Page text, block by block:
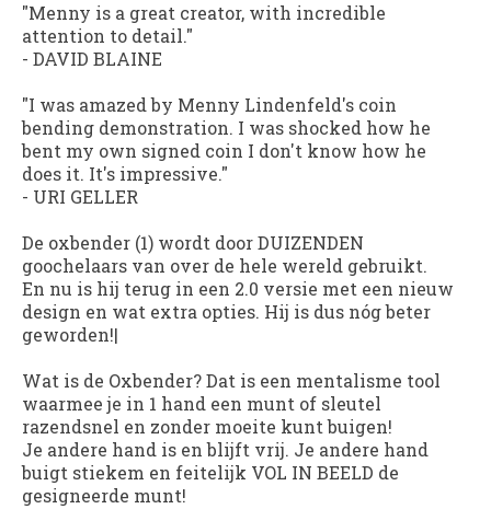
"Menny is a great creator, with incredible
attention to detail."
- DAVID BLAINE
"I was amazed by Menny Lindenfeld's coin
bending demonstration. I was shocked how he
bent my own signed coin I don't know how he
does it. It's impressive."
- URI GELLER
De oxbender (1) wordt door DUIZENDEN
goochelaars van over de hele wereld gebruikt.
En nu is hij terug in een 2.0 versie met een nieuw
design en wat extra opties. Hij is dus nóg beter
geworden!|
Wat is de Oxbender? Dat is een mentalisme tool
waarmee je in 1 hand een munt of sleutel
razendsnel en zonder moeite kunt buigen!
Je andere hand is en blijft vrij. Je andere hand
buigt stiekem en feitelijk VOL IN BEELD de
gesigneerde munt!